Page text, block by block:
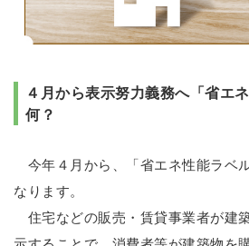
４月から表示努力義務へ「省エ
何？
今年４月から、「省エネ性能ラベ
なります。
住宅などの販売・賃貸事業者が建